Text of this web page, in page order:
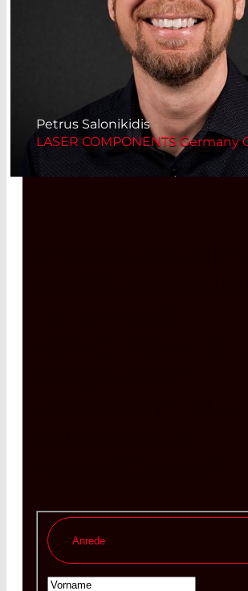
Anrede
Frau
Petrus Salonikidis
LASER COMPONENTS Germany